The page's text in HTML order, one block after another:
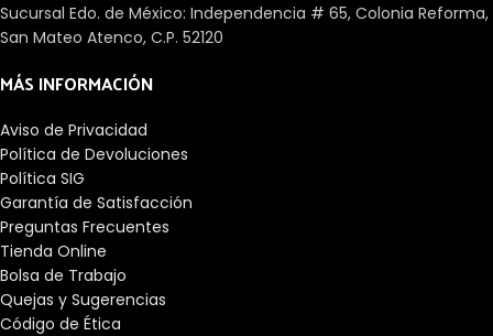
Sucursal Edo. de México: Independencia # 65, Colonia Reforma,
San Mateo Atenco, C.P. 52120
MÁS INFORMACIÓN
Aviso de Privacidad
Política de Devoluciones
Política SIG
Garantía de Satisfacción
Preguntas Frecuentes
Tienda Online
Bolsa de Trabajo
Quejas y Sugerencias
Código de Ética